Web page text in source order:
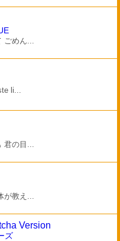
ごめん...
li...
君の目...
が教え...
Version
ズ